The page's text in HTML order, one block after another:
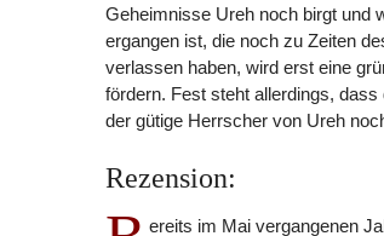
Geheimnisse Ureh noch birgt und
ergangen ist, die noch zu Zeiten
verlassen haben, wird erst eine
fördern. Fest steht allerdings,
der gütige Herrscher von Ureh
Rezension:
ereits im Mai vergangenen